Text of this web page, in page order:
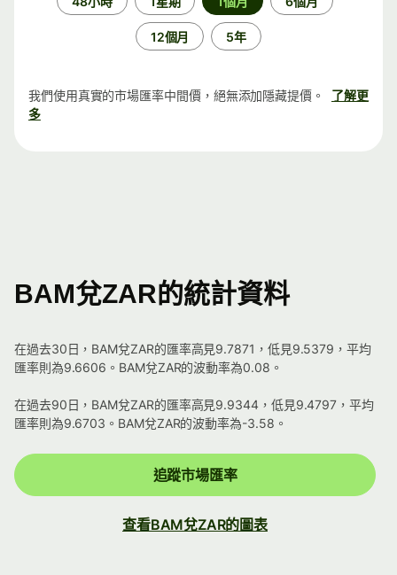
12個月 5年
我們使用真實的市場匯率中間價，絕無添加隱藏提價。
了解更
多
BAM兌ZAR的統計資料
在過去30日，BAM兌ZAR的匯率高見9.7871，低見9.5379，平均
匯率則為9.6606。BAM兌ZAR的波動率為0.08。
在過去90日，BAM兌ZAR的匯率高見9.9344，低見9.4797，平均
匯率則為9.6703。BAM兌ZAR的波動率為-3.58。
追蹤市場匯率
查看BAM兌ZAR的圖表